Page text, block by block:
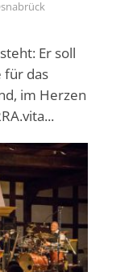
Er soll
für das
im Herzen